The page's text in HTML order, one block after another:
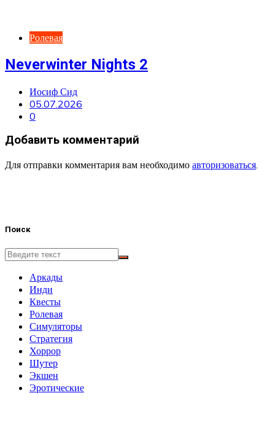
Ролевая
Neverwinter Nights 2
Иосиф Сид
05.07.2026
0
Добавить комментарий
Для отправки комментария вам необходимо авторизоваться.
Поиск
Аркады
Инди
Квесты
Ролевая
Симуляторы
Стратегия
Хоррор
Шутер
Экшен
Эротические